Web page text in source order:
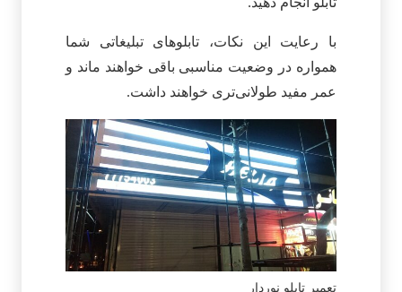
با رعایت این نکات، تابلوهای تبلیغاتی شما
همواره در وضعیت مناسبی باقی خواهند ماند و
عمر مفید طولانی‌تری خواهند داشت.
تعمیر تابلو نوردار